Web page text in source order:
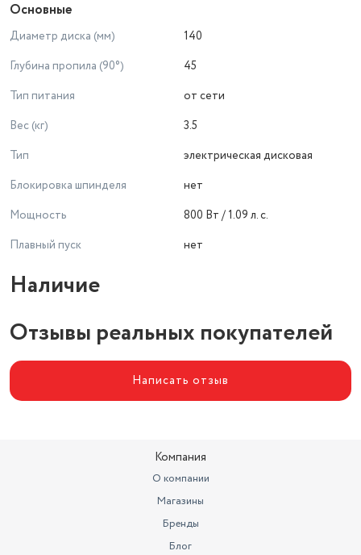
Основные
Диаметр диска (мм)
140
Глубина пропила (90°)
45
Тип питания
от сети
Вес (кг)
3.5
Тип
электрическая дисковая
Блокировка шпинделя
нет
Мощность
800 Вт / 1.09 л. с.
Плавный пуск
нет
Наличие
Отзывы реальных покупателей
Написать отзыв
Компания
О компании
Магазины
Бренды
Блог